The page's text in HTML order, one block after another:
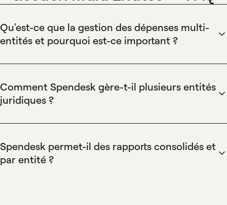
Qu'est-ce que la gestion des dépenses multi-
entités et pourquoi est-ce important ?
dépenses de plusieurs sociétés ou filiales depuis une seule
plateforme, avec des budgets et des contrôles par entité.
Spendesk centralise les cartes, les approbations et les
rapports par entité pour une visibilité consolidée et une
Comment Spendesk gère-t-il plusieurs entités
juridiques ?
cartes et des budgets à chaque entité, et d'appliquer des
workflows d'approbation et des rapports par entité. Les
exportations comptables peuvent être filtrées par entité
pour alimenter chaque grand livre.
Spendesk permet-il des rapports consolidés et
par entité ?